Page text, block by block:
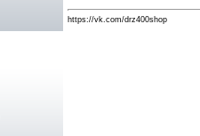
https://vk.com/drz400shop